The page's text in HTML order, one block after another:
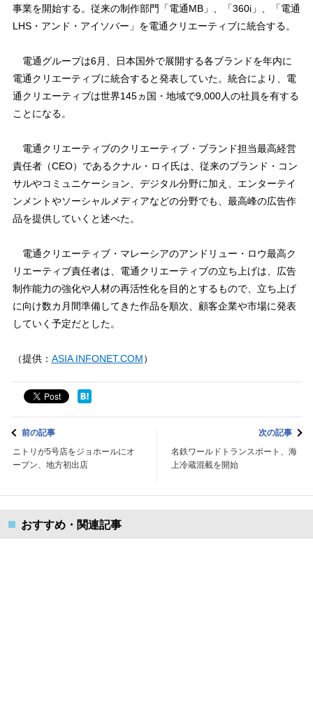
事業を開始する。従来の制作部門「電通MB」、「360i」、「電通
LHS・アンド・アイソバー」を電通クリエーティブに統合する。
電通グループは6月、日本国外で展開する各ブランドを年内に
電通クリエーティブに統合すると発表していた。統合により、電
通クリエーティブは世界145ヵ国・地域で9,000人の社員を有する
ことになる。
電通クリエーティブのクリエーティブ・ブランド担当最高経営
責任者（CEO）であるクナル・ロイ氏は、従来のブランド・コン
サルやコミュニケーション、デジタル分野に加え、エンターテイ
ンメントやソーシャルメディアなどの分野でも、最高峰の広告作
品を提供していくと述べた。
電通クリエーティブ・マレーシアのアンドリュー・ロウ最高ク
リエーティブ責任者は、電通クリエーティブの立ち上げは、広告
制作能力の強化や人材の再活性化を目的とするもので、立ち上げ
に向け数カ月間準備してきた作品を順次、顧客企業や市場に発表
していく予定だとした。
（提供： ASIA INFONET.COM）
前の記事
ニトリが5号店をジョホールにオ
ープン、地方初出店
次の記事
名鉄ワールドトランスポート、海
上冷蔵混載を開始
おすすめ・関連記事